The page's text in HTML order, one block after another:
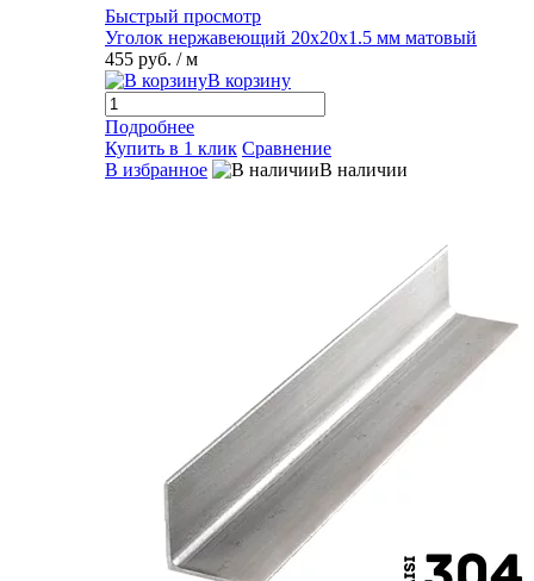
Быстрый просмотр
Уголок нержавеющий 20х20х1.5 мм матовый
455 руб. / м
В корзину
Подробнее
Купить в 1 клик Сравнение
В избранное
В наличии